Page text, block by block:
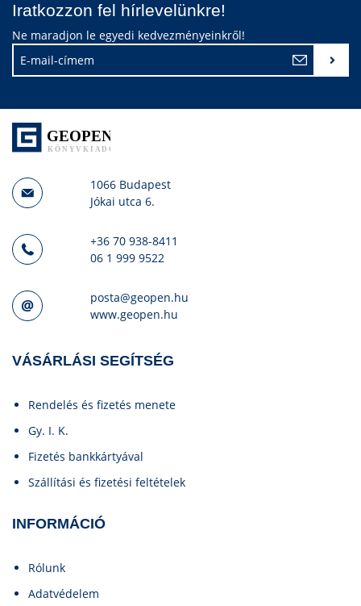
Iratkozzon fel hírlevelünkre!
Ne maradjon le egyedi kedvezményeinkről!
1066 Budapest
Jókai utca 6.
+36 70 938-8411
06 1 999 9522
posta@geopen.hu
www.geopen.hu
VÁSÁRLÁSI SEGÍTSÉG
Rendelés és fizetés menete
Gy. I. K.
Fizetés bankkártyával
Szállítási és fizetési feltételek
INFORMÁCIÓ
Rólunk
Adatvédelem